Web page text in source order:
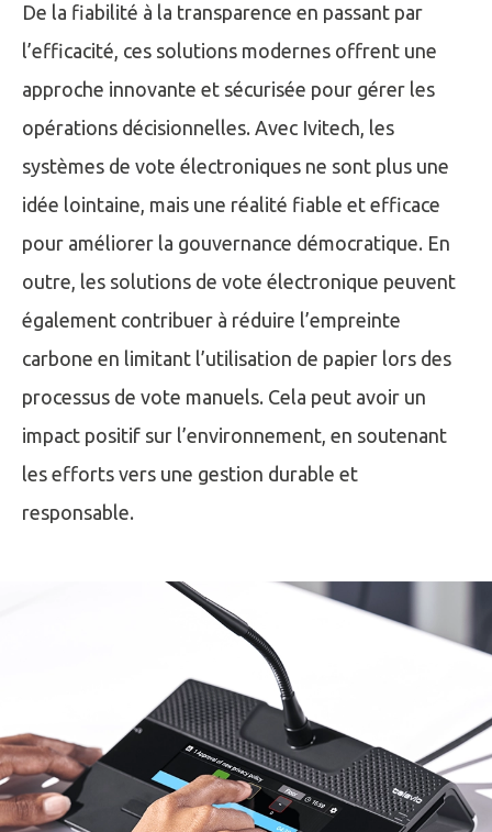
De la fiabilité à la transparence en passant par
l’efficacité, ces solutions modernes offrent une
approche innovante et sécurisée pour gérer les
opérations décisionnelles. Avec Ivitech, les
systèmes de vote électroniques ne sont plus une
idée lointaine, mais une réalité fiable et efficace
pour améliorer la gouvernance démocratique. En
outre, les solutions de vote électronique peuvent
également contribuer à réduire l’empreinte
carbone en limitant l’utilisation de papier lors des
processus de vote manuels. Cela peut avoir un
impact positif sur l’environnement, en soutenant
les efforts vers une gestion durable et
responsable.